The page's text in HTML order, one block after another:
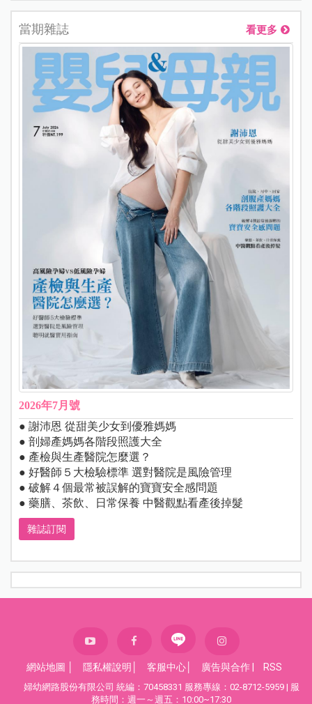
當期雜誌 看更多
2026年7月號
● 謝沛恩 從甜美少女到優雅媽媽
● 剖婦產媽媽各階段照護大全
● 產檢與生產醫院怎麼選？
● 好醫師５大檢驗標準 選對醫院是風險管理
● 破解４個最常被誤解的寶寶安全感問題
● 藥膳、茶飲、日常保養 中醫觀點看產後掉髮
雜誌訂閱
網站地圖 隱私權說明 客服中心 廣告與合作 RSS
婦幼網路股份有限公司 統編：70458331 服務專線：02-8712-5959 | 服
務時間：週一～週五：10:00~17:30